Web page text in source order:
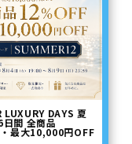
ータイプ
LUXURY DAYS 夏
日間 全商品
最大10,000円OFF